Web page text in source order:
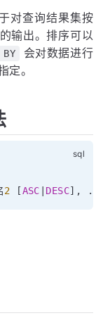
对查询结果集按
输出。排序可以
BY
会对数据进行
定。
2 [ASC DESC] , .